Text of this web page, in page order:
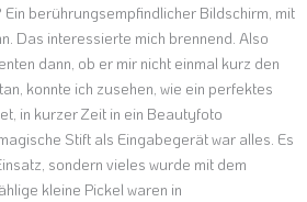
berührungsempfindlicher Bildschirm, mit
Das interessierte mich brennend. Also
dann, ob er mir nicht einmal kurz den
konnte ich zusehen, wie ein perfektes
in kurzer Zeit in ein Beautyfoto
Stift als Eingabegerät war alles. Es
sondern vieles wurde mit dem
kleine Pickel waren in